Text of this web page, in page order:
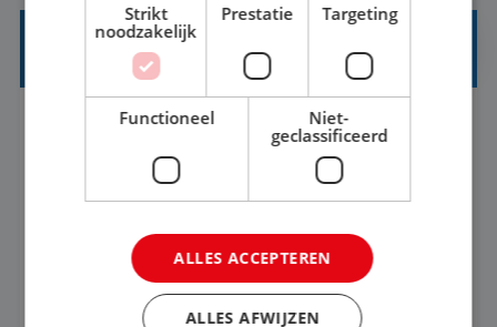
producten ontwikkel je door middel van de data
uit ons datawa...
INKOPER VAKANTIES
Baan 33-36 uur MBO
Jij vindt de mooiste plekjes ter wereld en geeft
eenoudergezinnen én singles de meest
onvergetelijke vakanties van hun leven, hoe gaaf
is dat? Ben jij de commerciële professional die
BEKIJK VACATURE
Strikt
noodzakelijk
Prestatie Targeting
Functioneel
Niet-
geclassificeerd
ALLES ACCEPTEREN
ALLES AFWIJZEN